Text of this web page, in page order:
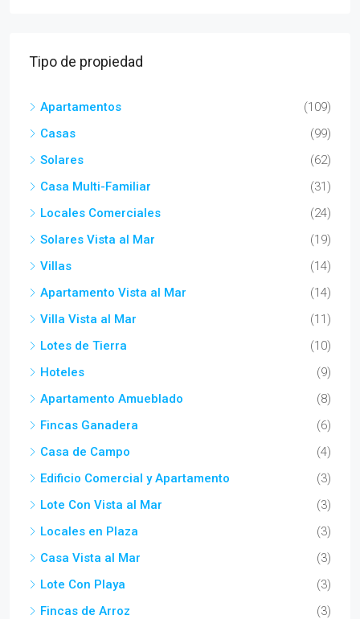
Tipo de propiedad
Apartamentos
(109)
Casas
(99)
Solares
(62)
Casa Multi-Familiar
(31)
Locales Comerciales
(24)
Solares Vista al Mar
(19)
Villas
(14)
Apartamento Vista al Mar
(14)
Villa Vista al Mar
(11)
Lotes de Tierra
(10)
Hoteles
(9)
Apartamento Amueblado
(8)
Fincas Ganadera
(6)
Casa de Campo
(4)
Edificio Comercial y Apartamento
(3)
Lote Con Vista al Mar
(3)
Locales en Plaza
(3)
Casa Vista al Mar
(3)
Lote Con Playa
(3)
Fincas de Arroz
(3)